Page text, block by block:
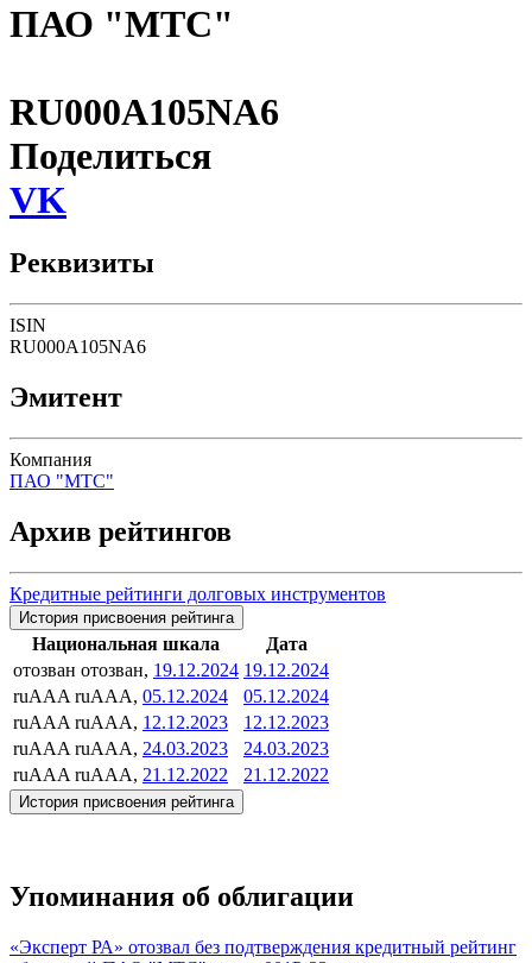
ПАО "МТС"
RU000A105NA6
Поделиться
VK
Реквизиты
ISIN
RU000A105NA6
Эмитент
Компания
ПАО "МТС"
Архив рейтингов
Кредитные рейтинги долговых инструментов
История присвоения рейтинга
Национальная шкала
Дата
отозван отозван, 19.12.2024 19.12.2024
ruAAA ruAAA, 05.12.2024
05.12.2024
ruAAA ruAAA, 12.12.2023
12.12.2023
ruAAA ruAAA, 24.03.2023
24.03.2023
ruAAA ruAAA, 21.12.2022 21.12.2022
История присвоения рейтинга
Упоминания об облигации
«Эксперт РА» отозвал без подтверждения кредитный рейтинг